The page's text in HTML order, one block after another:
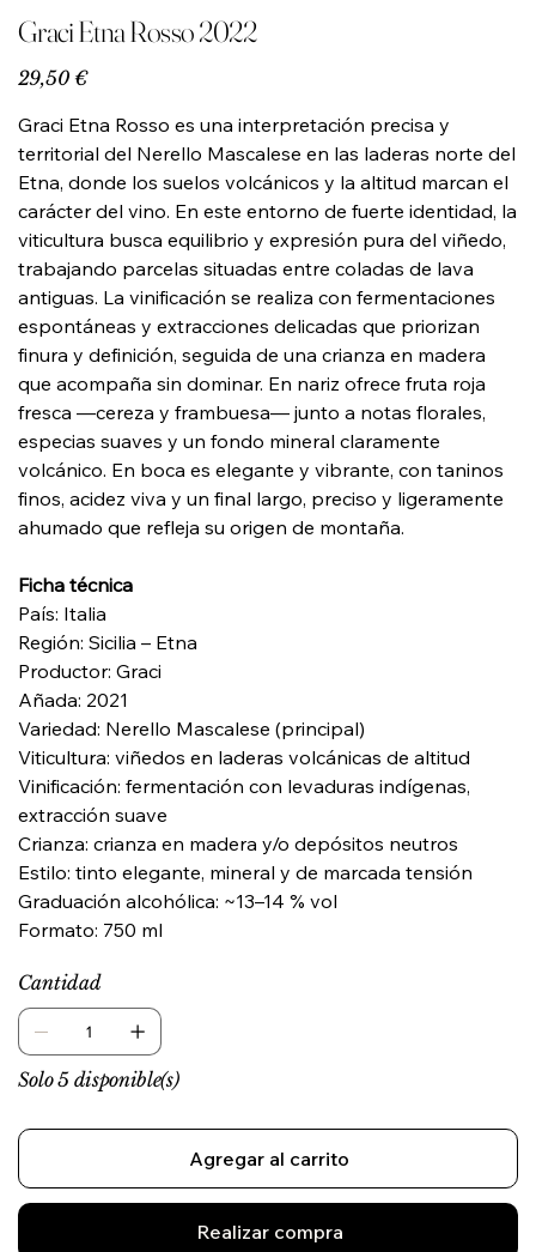
Graci Etna Rosso 2022
Precio
29,50 €
Graci Etna Rosso es una interpretación precisa y
territorial del Nerello Mascalese en las laderas norte del
Etna, donde los suelos volcánicos y la altitud marcan el
carácter del vino. En este entorno de fuerte identidad, la
viticultura busca equilibrio y expresión pura del viñedo,
trabajando parcelas situadas entre coladas de lava
antiguas. La vinificación se realiza con fermentaciones
espontáneas y extracciones delicadas que priorizan
finura y definición, seguida de una crianza en madera
que acompaña sin dominar. En nariz ofrece fruta roja
fresca —cereza y frambuesa— junto a notas florales,
especias suaves y un fondo mineral claramente
volcánico. En boca es elegante y vibrante, con taninos
finos, acidez viva y un final largo, preciso y ligeramente
ahumado que refleja su origen de montaña.
Ficha técnica
País: Italia
Región: Sicilia – Etna
Productor: Graci
Añada: 2021
Variedad: Nerello Mascalese (principal)
Viticultura: viñedos en laderas volcánicas de altitud
Vinificación: fermentación con levaduras indígenas,
extracción suave
Crianza: crianza en madera y/o depósitos neutros
Estilo: tinto elegante, mineral y de marcada tensión
Graduación alcohólica: ~13–14 % vol
Formato: 750 ml
Cantidad
Solo 5 disponible(s)
Agregar al carrito
Realizar compra